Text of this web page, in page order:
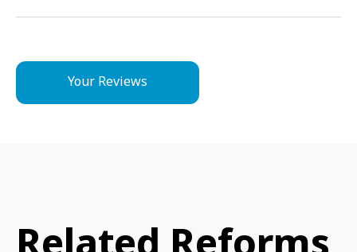
Your Reviews